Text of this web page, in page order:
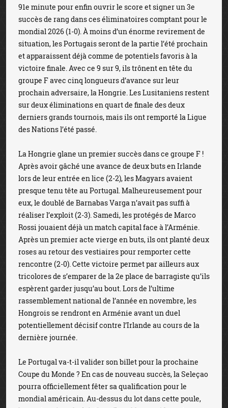
91e minute pour enfin ouvrir le score et signer un 3e
succès de rang dans ces éliminatoires comptant pour le
mondial 2026 (1-0). À moins d’un énorme revirement de
situation, les Portugais seront de la partie l’été prochain
et apparaissent déjà comme de potentiels favoris à la
victoire finale. Avec ce 9 sur 9, ils trônent en tête du
groupe F avec cinq longueurs d’avance sur leur
prochain adversaire, la Hongrie. Les Lusitaniens restent
sur deux éliminations en quart de finale des deux
derniers grands tournois, mais ils ont remporté la Ligue
des Nations l’été passé.
La Hongrie glane un premier succès dans ce groupe F !
Après avoir gâché une avance de deux buts en Irlande
lors de leur entrée en lice (2-2), les Magyars avaient
presque tenu tête au Portugal. Malheureusement pour
eux, le doublé de Barnabas Varga n’avait pas suffi à
réaliser l’exploit (2-3). Samedi, les protégés de Marco
Rossi jouaient déjà un match capital face à l’Arménie.
Après un premier acte vierge en buts, ils ont planté deux
roses au retour des vestiaires pour remporter cette
rencontre (2-0). Cette victoire permet par ailleurs aux
tricolores de s’emparer de la 2e place de barragiste qu’ils
espèrent garder jusqu’au bout. Lors de l’ultime
rassemblement national de l’année en novembre, les
Hongrois se rendront en Arménie avant un duel
potentiellement décisif contre l’Irlande au cours de la
dernière journée.
Le Portugal va-t-il valider son billet pour la prochaine
Coupe du Monde ? En cas de nouveau succès, la Seleçao
pourra officiellement fêter sa qualification pour le
mondial américain. Au-dessus du lot dans cette poule,